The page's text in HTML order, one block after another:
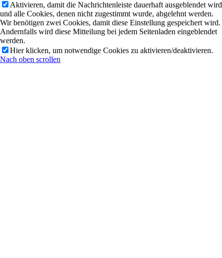
Aktivieren, damit die Nachrichtenleiste dauerhaft ausgeblendet wird
und alle Cookies, denen nicht zugestimmt wurde, abgelehnt werden.
Wir benötigen zwei Cookies, damit diese Einstellung gespeichert wird.
Andernfalls wird diese Mitteilung bei jedem Seitenladen eingeblendet
werden.
Hier klicken, um notwendige Cookies zu aktivieren/deaktivieren.
Nach oben scrollen